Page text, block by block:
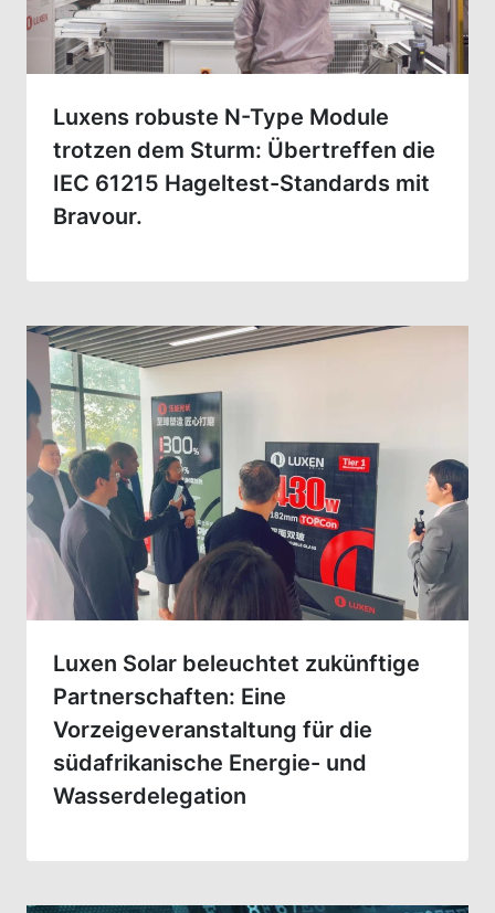
Luxens robuste N-Type Module
trotzen dem Sturm: Übertreffen die
IEC 61215 Hageltest-Standards mit
Bravour.
Luxen Solar beleuchtet zukünftige
Partnerschaften: Eine
Vorzeigeveranstaltung für die
südafrikanische Energie- und
Wasserdelegation